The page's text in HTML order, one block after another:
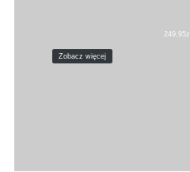
249,95zł
Zobacz więcej